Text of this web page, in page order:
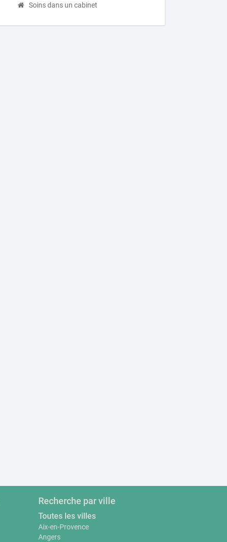
Soins dans un cabinet
Recherche par ville
Toutes les villes
Aix-en-Provence
Angers